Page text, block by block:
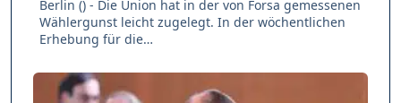
Berlin () - Die Union hat in der von Forsa gemessenen
Wählergunst leicht zugelegt. In der wöchentlichen
Erhebung für die…